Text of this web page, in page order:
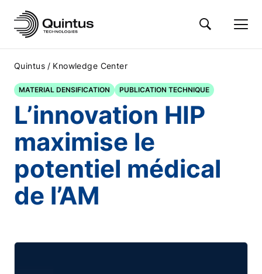
Quintus / Knowledge Center
MATERIAL DENSIFICATION PUBLICATION TECHNIQUE
L’innovation HIP
maximise le
potentiel médical
de l’AM